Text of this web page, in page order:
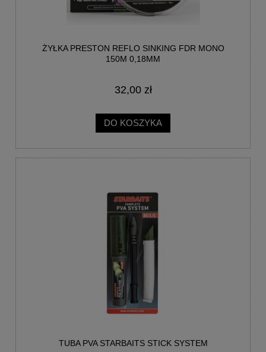
ŻYŁKA PRESTON REFLO SINKING FDR MONO
150M 0,18MM
32,00 zł
DO KOSZYKA
TUBA PVA STARBAITS STICK SYSTEM